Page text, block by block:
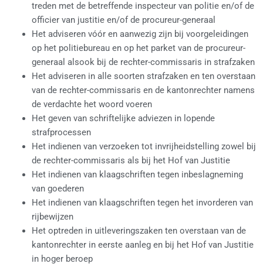
treden met de betreffende inspecteur van politie en/of de
officier van justitie en/of de procureur-generaal
Het adviseren vóór en aanwezig zijn bij voorgeleidingen
op het politiebureau en op het parket van de procureur-
generaal alsook bij de rechter-commissaris in strafzaken
Het adviseren in alle soorten strafzaken en ten overstaan
van de rechter-commissaris en de kantonrechter namens
de verdachte het woord voeren
Het geven van schriftelijke adviezen in lopende
strafprocessen
Het indienen van verzoeken tot invrijheidstelling zowel bij
de rechter-commissaris als bij het Hof van Justitie
Het indienen van klaagschriften tegen inbeslagneming
van goederen
Het indienen van klaagschriften tegen het invorderen van
rijbewijzen
Het optreden in uitleveringszaken ten overstaan van de
kantonrechter in eerste aanleg en bij het Hof van Justitie
in hoger beroep